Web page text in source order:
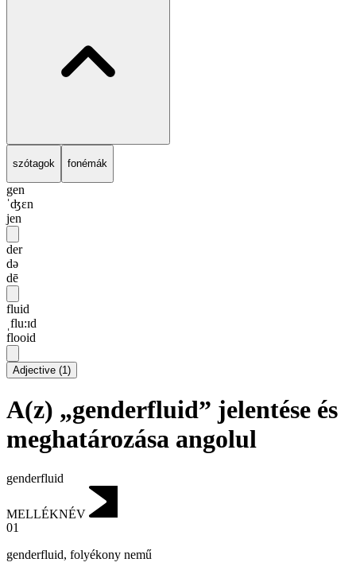
szótagok fonémák
gen
ˈʤɛn
jen
der
də
dē
fluid
ˌflu:ɪd
flooid
Adjective (1)
A(z) „genderfluid” jelentése és
meghatározása angolul
genderfluid
MELLÉKNÉV
01
genderfluid, folyékony nemű